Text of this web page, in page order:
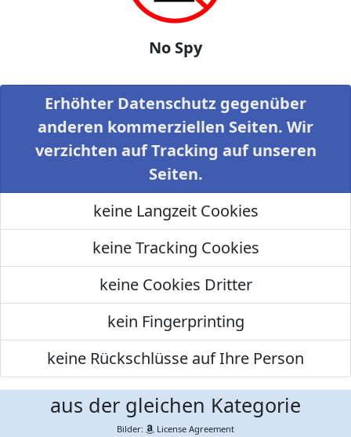
No Spy
Erhöhter Datenschutz gegenüber
anderen kommerziellen Seiten. Wir
verzichten auf Tracking auf unseren
Seiten.
keine Langzeit Cookies
keine Tracking Cookies
keine Cookies Dritter
kein Fingerprinting
keine Rückschlüsse auf Ihre Person
aus der gleichen Kategorie
Bilder: License Agreement